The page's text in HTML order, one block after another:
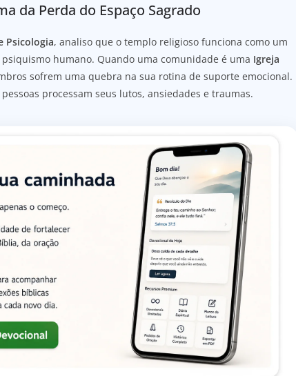
da Perda do Espaço Sagrado
Psicologia, analiso que o templo religioso funciona como um
psiquismo humano. Quando uma comunidade é uma Igreja
sofrem uma quebra na sua rotina de suporte emocional.
processam seus lutos, ansiedades e traumas.